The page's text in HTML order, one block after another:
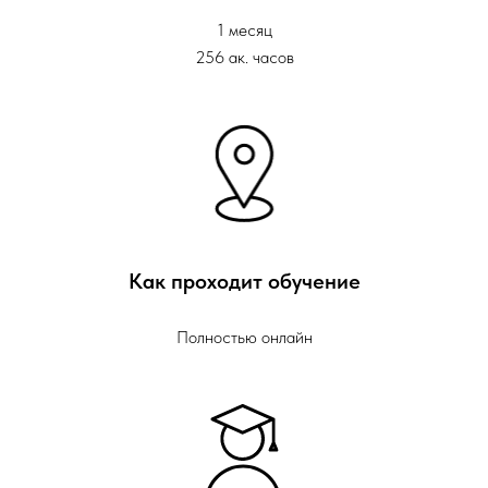
1 месяц
256 ак. часов
Как проходит обучение
Полностью онлайн